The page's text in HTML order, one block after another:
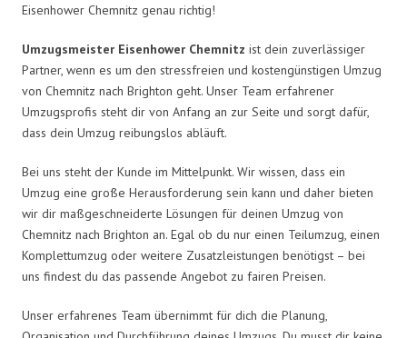
Eisenhower Chemnitz genau richtig!
Umzugsmeister Eisenhower Chemnitz ist dein zuverlässiger
Partner, wenn es um den stressfreien und kostengünstigen Umzug
von Chemnitz nach Brighton geht. Unser Team erfahrener
Umzugsprofis steht dir von Anfang an zur Seite und sorgt dafür,
dass dein Umzug reibungslos abläuft.
Bei uns steht der Kunde im Mittelpunkt. Wir wissen, dass ein
Umzug eine große Herausforderung sein kann und daher bieten
wir dir maßgeschneiderte Lösungen für deinen Umzug von
Chemnitz nach Brighton an. Egal ob du nur einen Teilumzug, einen
Komplettumzug oder weitere Zusatzleistungen benötigst – bei
uns findest du das passende Angebot zu fairen Preisen.
Unser erfahrenes Team übernimmt für dich die Planung,